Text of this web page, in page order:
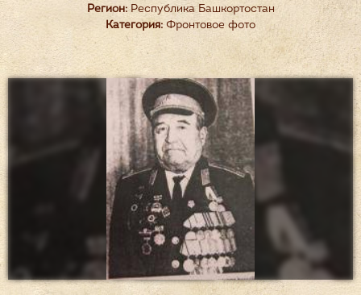
Регион:Республика Башкортостан
Категория: Фронтовое фото